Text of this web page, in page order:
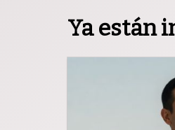
Ya están